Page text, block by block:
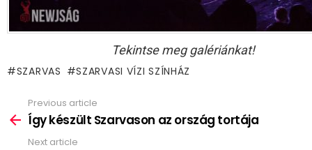
Tekintse meg galériánkat!
SZARVAS SZARVASI VÍZI SZÍNHÁZ
more
Previous article
Így készült Szarvason az ország tortája
Next article